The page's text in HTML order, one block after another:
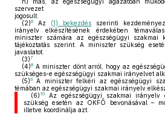
szervezet
jogosult.
(2)6 Az (1) bekezdés szerinti
irányelv elkészítésének érdekében
miniszter számára az egészségügyi szakmai
tájékoztatás szerint. A miniszter szükség
javaslatot.
(3)7
(4)8 A miniszter dönt arról, hogy az
szükséges-e egészségügyi szakmai irányelvet
(5)9
A miniszter felkéri az egészségügyi
témában az egészségügyi szakmai irányelv
(6) 10Az egészségügyi szakmai irányelv
szükség esetén az OKFŐ bevonásával –
illetve koordinálja azt.